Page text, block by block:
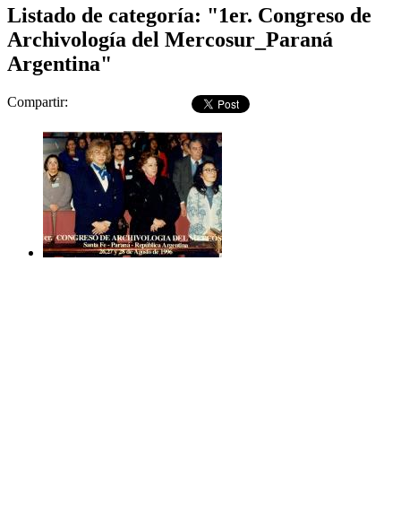
Listado de categoría: "1er. Congreso de
Archivología del Mercosur_Paraná
Argentina"
Compartir: